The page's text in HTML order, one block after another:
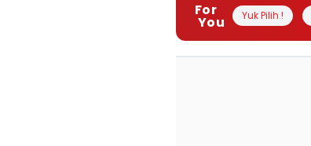
For
You Yuk Pilih !